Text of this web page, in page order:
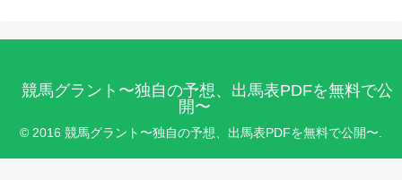
競馬グラント〜独自の予想、出馬表PDFを無料で公
開〜
© 2016 競馬グラント〜独自の予想、出馬表PDFを無料で公開〜.